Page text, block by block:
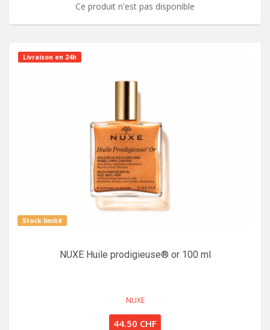
Ce produit n'est pas disponible
Livraison en 24h
Stock limité
NUXE Huile prodigieuse® or 100 ml
NUXE
44.50 CHF